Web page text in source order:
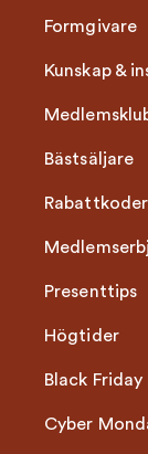
Formgivare
Kunskap &
Bästsäljare
Presenttips
Högtider
Black Friday
Cyber